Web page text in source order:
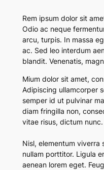
Rem ipsum dolor sit
Odio ac neque
arcu, turpis. In massa
ac. Sed leo interdum
blandit. Venenatis,
Mium dolor sit amet,
Adipiscing ullamcorper
semper id ut pulvinar
diam fringilla non,
vitae risus, dictum nunc.
Nisl, elementum viverra
nullam porttitor. Ligula
aenean lorem eget.